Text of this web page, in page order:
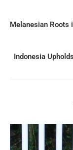
Melanesian Roots
Indonesia